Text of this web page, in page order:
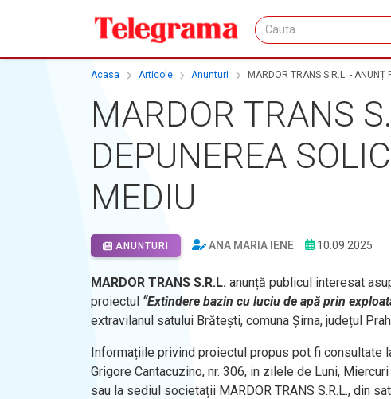
Acasa Articole Anunturi MARDOR TRANS S.R.L. - ANUNȚ
MARDOR TRANS
DEPUNEREA
MEDIU
ANUNTURI ANA MARIA IENE 10.09.2025
MARDOR TRANS S.R.L. anunță publicul interesat
proiectul “Extindere bazin cu luciu de apă prin
extravilanul satului Brătești, comuna Șirna, județul
Informațiile privind proiectul propus pot fi consultate
Grigore Cantacuzino, nr. 306, in zilele de Luni,
sau la sediul societații MARDOR TRANS S.R.L., din